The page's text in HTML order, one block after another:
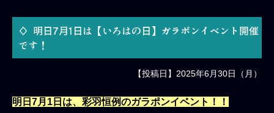
明日7月1日は【いろはの日】ガラポンイベント開催
です！
【投稿日】2025年6月30日（月）
明日7月1日は、彩羽恒例のガラポンイベント！！